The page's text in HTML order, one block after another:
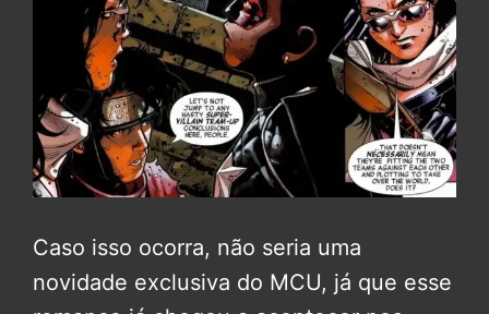
Caso isso ocorra, não seria uma
novidade exclusiva do MCU, já que esse